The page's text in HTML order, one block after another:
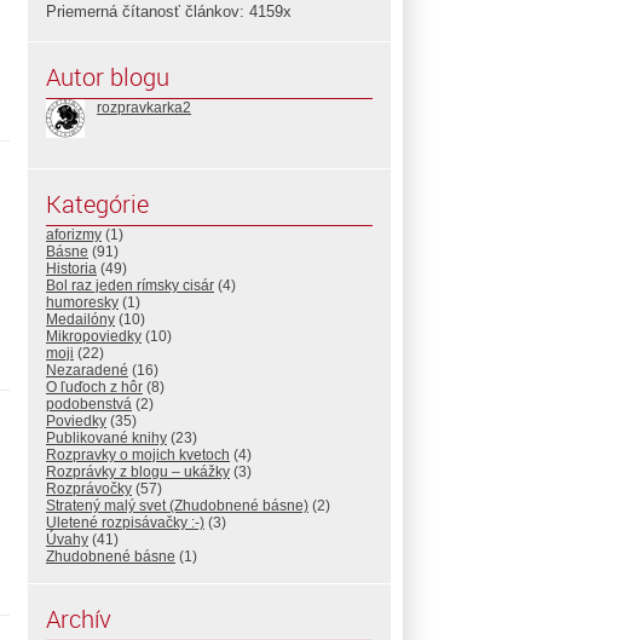
Priemerná čítanosť článkov: 4159x
Autor blogu
rozpravkarka2
Kategórie
aforizmy (1)
Básne (91)
Historia (49)
Bol raz jeden rímsky cisár (4)
humoresky (1)
Medailóny (10)
Mikropoviedky (10)
moji (22)
Nezaradené (16)
O ľuďoch z hôr (8)
podobenstvá (2)
Poviedky (35)
Publikované knihy (23)
Rozpravky o mojich kvetoch (4)
Rozprávky z blogu – ukážky (3)
Rozprávočky (57)
Stratený malý svet (Zhudobnené básne) (2)
Uletené rozpisávačky :-) (3)
Úvahy (41)
Zhudobnené básne (1)
Archív